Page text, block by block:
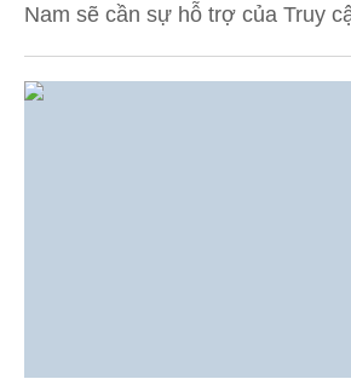
Nam sẽ cần sự hỗ trợ của Truy